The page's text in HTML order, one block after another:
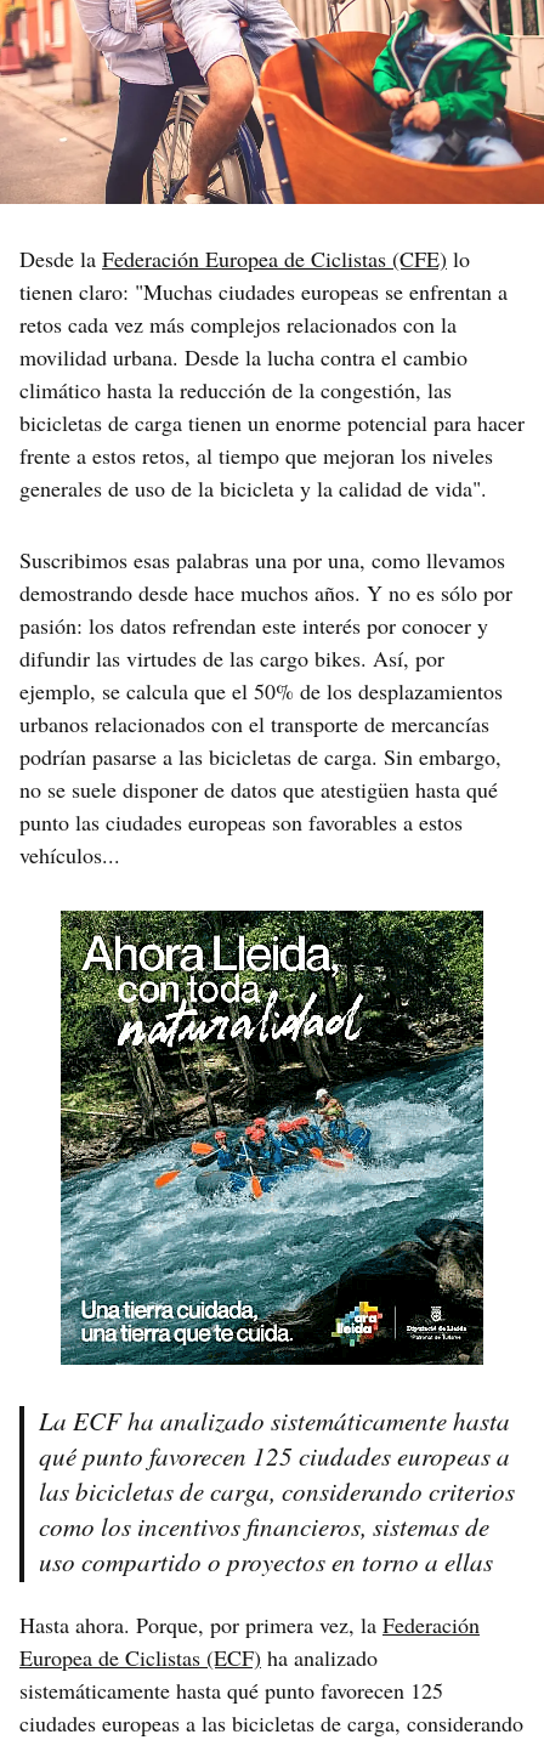
Desde la Federación Europea de Ciclistas (CFE) lo
tienen claro: "Muchas ciudades europeas se enfrentan a
retos cada vez más complejos relacionados con la
movilidad urbana. Desde la lucha contra el cambio
climático hasta la reducción de la congestión, las
bicicletas de carga tienen un enorme potencial para hacer
frente a estos retos, al tiempo que mejoran los niveles
generales de uso de la bicicleta y la calidad de vida".
Suscribimos esas palabras una por una, como llevamos
demostrando desde hace muchos años. Y no es sólo por
pasión: los datos refrendan este interés por conocer y
difundir las virtudes de las cargo bikes. Así, por
ejemplo, se calcula que el 50% de los desplazamientos
urbanos relacionados con el transporte de mercancías
podrían pasarse a las bicicletas de carga. Sin embargo,
no se suele disponer de datos que atestigüen hasta qué
punto las ciudades europeas son favorables a estos
vehículos...
La ECF ha analizado sistemáticamente hasta
qué punto favorecen 125 ciudades europeas a
las bicicletas de carga, considerando criterios
como los incentivos financieros, sistemas de
uso compartido o proyectos en torno a ellas
Hasta ahora. Porque, por primera vez, la Federación
Europea de Ciclistas (ECF) ha analizado
sistemáticamente hasta qué punto favorecen 125
ciudades europeas a las bicicletas de carga, considerando